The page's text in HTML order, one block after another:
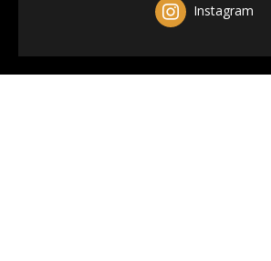
Instagram